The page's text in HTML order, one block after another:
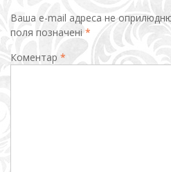
Ваша e-mail адреса не
поля позначені*
Коментар *